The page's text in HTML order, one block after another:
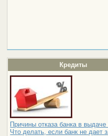
Кредиты
Причины отказа банка в выдаче
Что делать, если банк не дает